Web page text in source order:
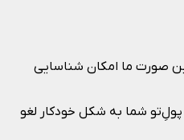
صورت ما امکان شناسایی
پولِ‌تو شما به شکل خودکار لغو